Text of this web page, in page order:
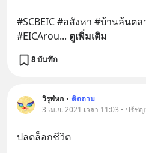
#SCBEIC #อสังหา #บ้านล้นต
#EICArou... ดูเพิ่มเติม
8 บันทึก
วิรุฬหก • ติดตาม
3 เม.ย. 2021 เวลา 11:03 • ปรัชญ
ปลดล็อกชีวิต